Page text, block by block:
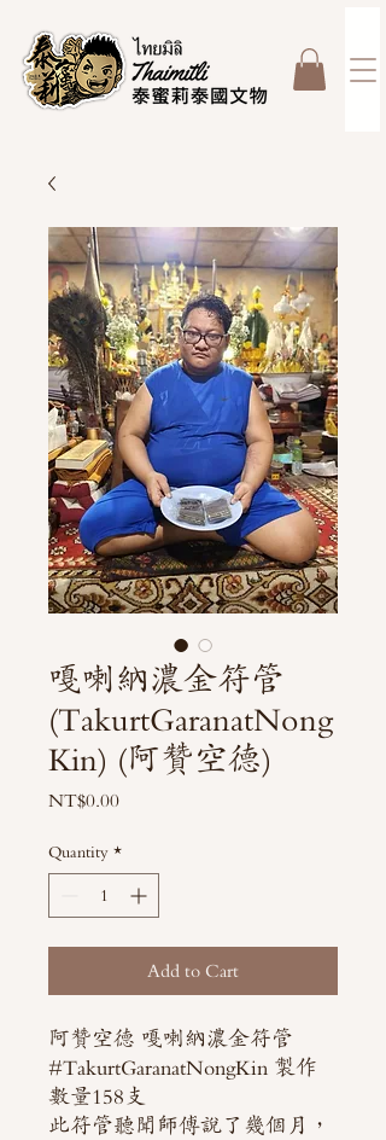
嘎喇納濃金符管
(TakurtGaranatNong
Kin) (阿贊空德)
NT$0.00Price
Quantity *
Add to Cart
阿贊空德 嘎喇納濃金符管
#TakurtGaranatNongKin 製作
數量158支
此符管聽聞師傅說了幾個月，